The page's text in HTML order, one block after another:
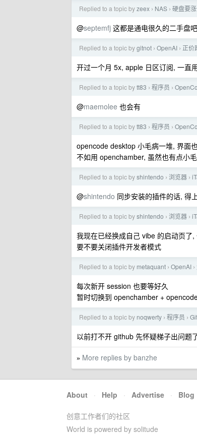
Replied to a topic byzeex › NAS › 硬盘要
@septemfj 这都是通电很久的二手盘
Replied to a topic bygitnot › OpenAI › 正价
开过一个月 5x, apple 日区订阅, 一直
Replied to a topic bytt83 › 程序员 ›
@maemolee 也会有
Replied to a topic bytt83 › 程序员 ›
opencode desktop 小毛病一堆, 界面
不如用 openchamber, 虽然也有点小
Replied to a topic byshintendo › 浏览器 ›
@shintendo 同步安装的插件的话, 得
Replied to a topic byshintendo › 浏览器 ›
我现在已经换成自己 vibe 的启动页
要不要关闭插件开发者模式
Replied to a topic by metaquant › OpenAI ›
每次新开 session 也要等好久
暂时切换到 openchamber +
Replied to a topic by noqwerty › 程序员 ›
以前打不开 github 先怀疑梯子出问题
» More replies by banzhe
About · Help · Advertise · Blog
创意工作者们的社区
World is powered by solitude